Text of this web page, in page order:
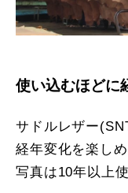
使い込むほどに
サドルレザー
経年変化を楽しめ
写真は10年以上